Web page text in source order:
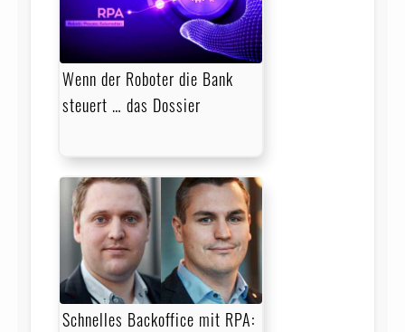
Wenn der Roboter die Bank
steuert … das Dossier
Schnelles Backoffice mit RPA: